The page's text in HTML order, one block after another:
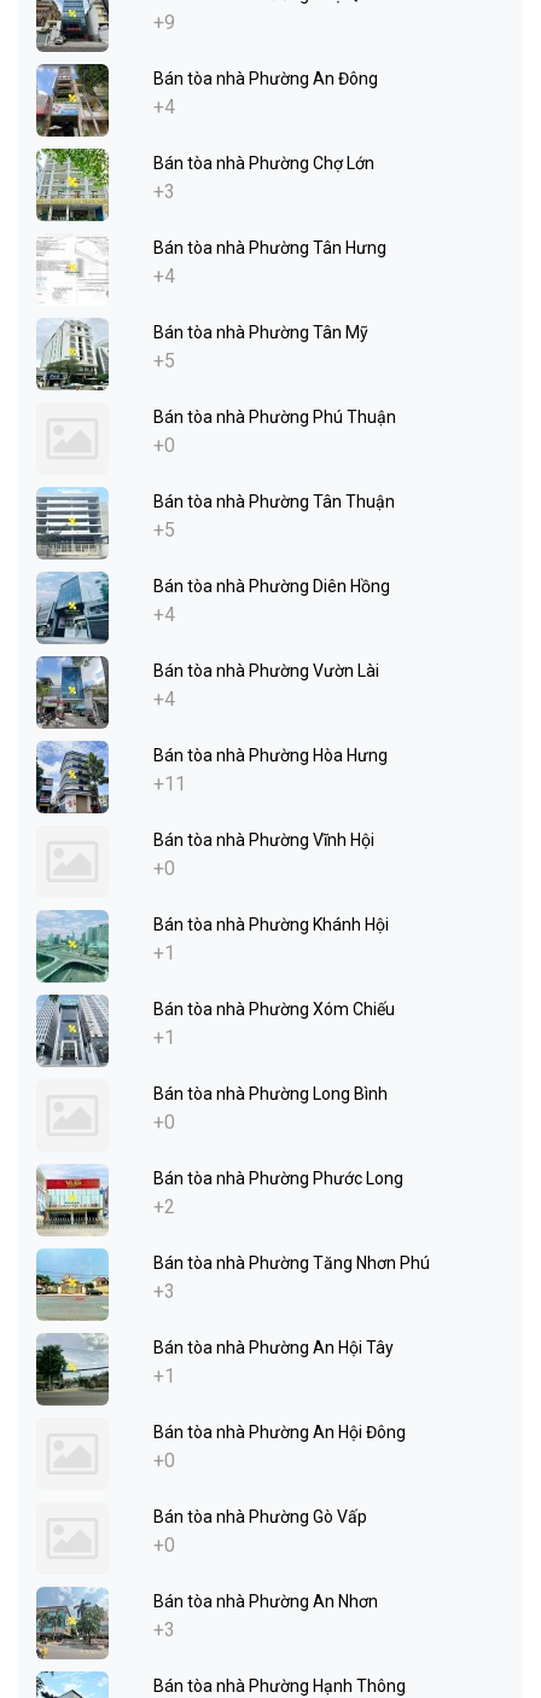
+9
Bán tòa nhà Phường An Đông
+4
Bán tòa nhà Phường Chợ Lớn
+3
Bán tòa nhà Phường Tân Hưng
+4
Bán tòa nhà Phường Tân Mỹ
+5
Bán tòa nhà Phường Phú Thuận
+0
Bán tòa nhà Phường Tân Thuận
+5
Bán tòa nhà Phường Diên Hồng
+4
Bán tòa nhà Phường Vườn Lài
+4
Bán tòa nhà Phường Hòa Hưng
+11
Bán tòa nhà Phường Vĩnh Hội
+0
Bán tòa nhà Phường Khánh Hội
+1
Bán tòa nhà Phường Xóm Chiếu
+1
Bán tòa nhà Phường Long Bình
+0
Bán tòa nhà Phường Phước Long
+2
Bán tòa nhà Phường Tăng Nhơn Phú
+3
Bán tòa nhà Phường An Hội Tây
+1
Bán tòa nhà Phường An Hội Đông
+0
Bán tòa nhà Phường Gò Vấp
+0
Bán tòa nhà Phường An Nhơn
+3
Bán tòa nhà Phường Hạnh Thông